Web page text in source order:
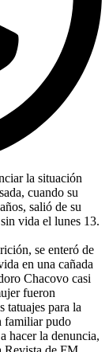
la situación
cuando su
salió de su
vida el lunes 13.
se enteró de
en una cañada
Chacovo casi
fueron
tatuajes para la
familiar pudo
hacer la denuncia,